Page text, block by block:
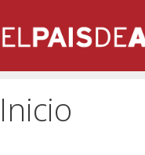
Inicio